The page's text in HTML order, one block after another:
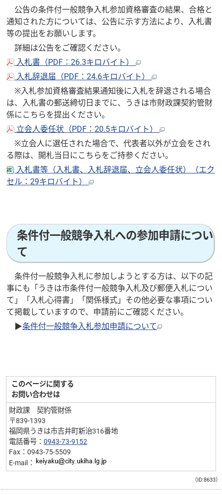
公告の条件付一般競争入札参加資格審査の結果、合格と
通知された方については、公告に示す方法により、入札書
等の提出をお願いします。
詳細は公告をご確認ください。
入札書（PDF：26.3キロバイト）
入札辞退届（PDF：24.6キロバイト）
※入札参加資格審査結果通知後に入札を辞退される場合
は、入札書の郵送締切日までに、うきは市財政課契約管財
係にこちらを提出ください。
立会人委任状（PDF：20.5キロバイト）
※立会人に選任された場合で、代表者以外が立会をされ
る際は、開札当日にこちらをご持参ください。
入札書等（入札書、入札辞退届、立会人委任状）（エク
セル：29キロバイト）
条件付一般競争入札への参加申請につい
て
条件付一般競争入札に参加しようとする方は、以下の記
事にも「うきは市条件付一般競争入札及び郵便入札につい
て」「入札心得書」「関係様式」その他必要な事項につい
て掲載していますので、申請前にご確認ください。
▶条件付一般競争入札参加申請について
このページに関する
お問い合わせは
財政課 契約管財係
〒839-1393
福岡県うきは市吉井町新治316番地
電話番号：0943-73-9152
Fax：0943-75-5509
E-mail：
（ID:8633）